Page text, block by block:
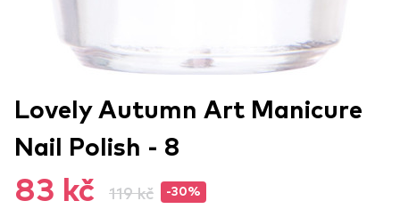
Lovely Autumn Art Manicure
Nail Polish - 8
83 kč 119 kč -30%